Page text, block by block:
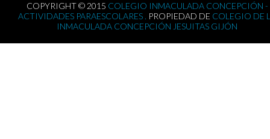
COPYRIGHT © 2015 COLEGIO INMACULADA CONCEPCIÓN -
ACTIVIDADES PARAESCOLARES . PROPIEDAD DE COLEGIO DE
INMACULADA CONCEPCIÓN JESUITAS GIJÓN